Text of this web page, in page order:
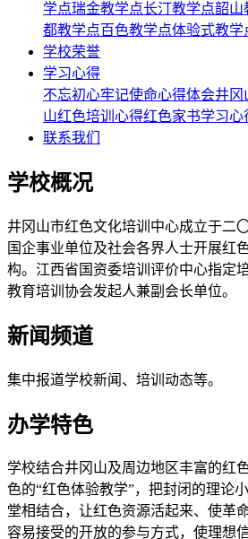
学点瑞金教学点长汀教学点韶山
都教学点百色教学点体验式教学
学校荣誉
学习心得
不忘初心牢记使命心得体会井冈
山红色培训心得红色家书学习心
联系我们
学校概况
井冈山市红色文化培训中心成立于二
国企事业单位及社会各界人士开展红
构。江西省国资委培训评价中心指定
教育培训协会发起人兼副会长单位。
新闻频道
集中报道学校新闻、培训动态等。
办学特色
学校结合井冈山及周边地区丰富的红
色的“红色体验教学”，把封闭的理论
堂相结合，让红色资源活起来、使革
容易接受的开放的参与方式，使理想